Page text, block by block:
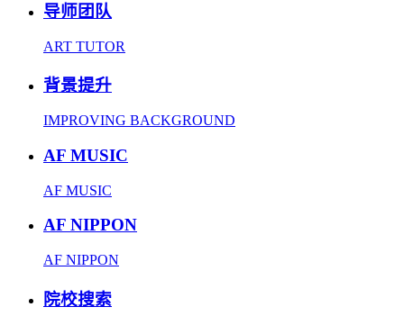
导师团队
ART TUTOR
背景提升
IMPROVING BACKGROUND
AF MUSIC
AF MUSIC
AF NIPPON
AF NIPPON
院校搜索